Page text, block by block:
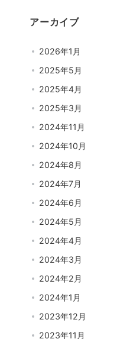
アーカイブ
2026年1月
2025年5月
2025年4月
2025年3月
2024年11月
2024年10月
2024年8月
2024年7月
2024年6月
2024年5月
2024年4月
2024年3月
2024年2月
2024年1月
2023年12月
2023年11月